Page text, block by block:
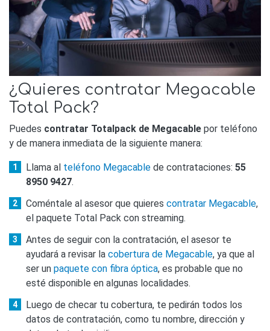
¿Quieres contratar Megacable
Total Pack?
Puedes contratar Totalpack de Megacable por teléfono
y de manera inmediata de la siguiente manera:
Llama al teléfono Megacable de contrataciones: 55
8950 9427.
Coméntale al asesor que quieres contratar Megacable,
el paquete Total Pack con streaming.
Antes de seguir con la contratación, el asesor te
ayudará a revisar la cobertura de Megacable, ya que al
ser un paquete con fibra óptica, es probable que no
esté disponible en algunas localidades.
Luego de checar tu cobertura, te pedirán todos los
datos de contratación, como tu nombre, dirección y